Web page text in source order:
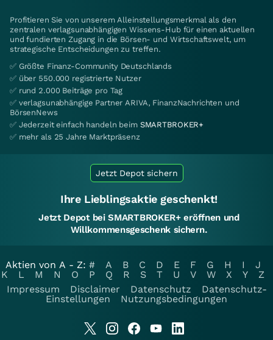
Profitieren Sie von unserem Alleinstellungsmerkmal als den
zentralen verlagsunabhängigen Wissens-Hub für einen aktuellen
und fundierten Zugang in die Börsen- und Wirtschaftswelt, um
strategische Entscheidungen zu treffen.
✅ Größte Finanz-Community Deutschlands
✅ über 550.000 registrierte Nutzer
✅ rund 2.000 Beiträge pro Tag
✅ verlagsunabhängige Partner ARIVA, FinanzNachrichten und
BörsenNews
✅ Jederzeit einfach handeln beim SMARTBROKER+
✅ mehr als 25 Jahre Marktpräsenz
Jetzt Depot sichern
Ihre Lieblingsaktie geschenkt!
Jetzt Depot bei SMARTBROKER+ eröffnen und
Willkommensgeschenk sichern.
Aktien von A - Z: # A B C D E F G H I
J
K
L M N O P Q R S T U V W X Y
Z
Impressum
Disclaimer Datenschutz
Datenschutz-
Einstellungen
Nutzungsbedingungen